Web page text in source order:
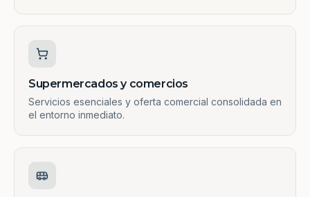
Supermercados y comercios
Servicios esenciales y oferta comercial consolidada en
el entorno inmediato.